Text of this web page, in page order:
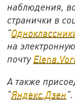
наблюдения,
странички в
"
на электронную
почту
А также
"Яндекс.Дзен".